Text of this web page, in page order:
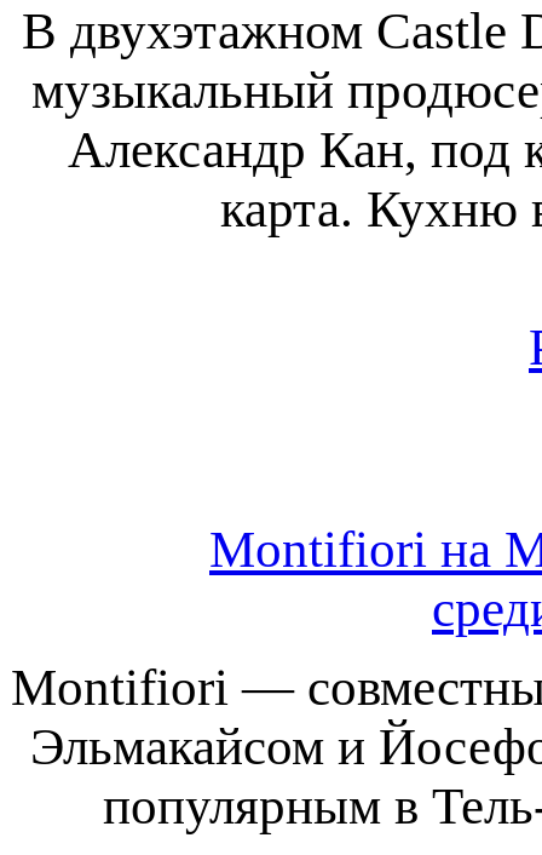
В двухэтажном Castle
музыкальный
Александр Кан, под
карта. Кухню
Montifiori на
Montifiori —
Эльмакайсом и
популярным в